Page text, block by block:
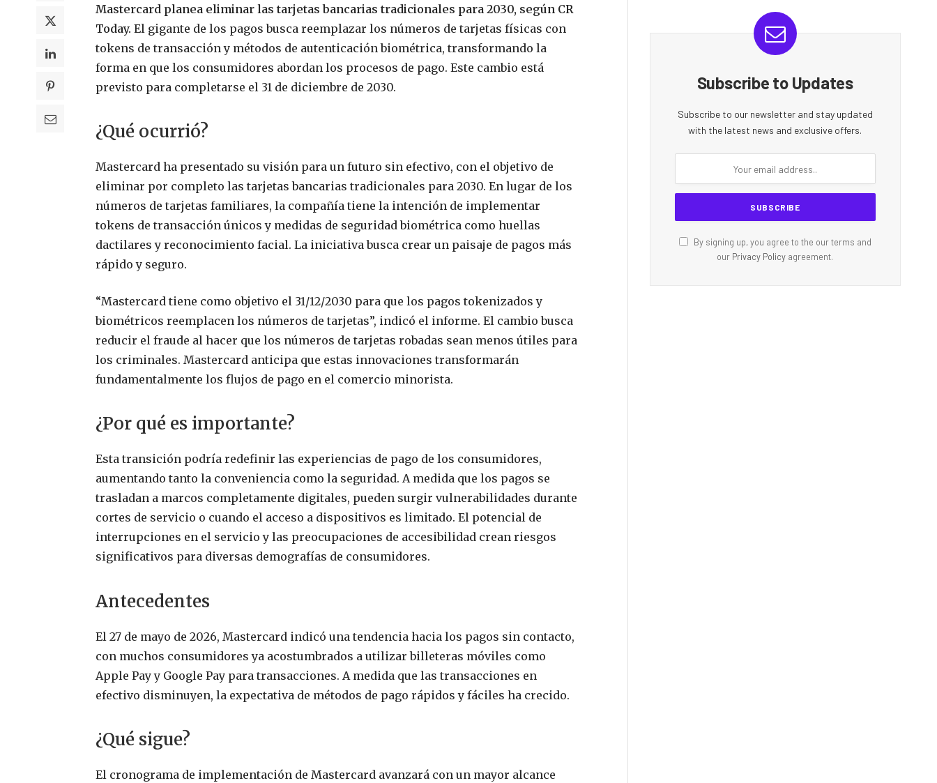
Mastercard planea eliminar las tarjetas bancarias tradicionales para 2030, según CR
Today. El gigante de los pagos busca reemplazar los números de tarjetas físicas con
tokens de transacción y métodos de autenticación biométrica, transformando la
forma en que los consumidores abordan los procesos de pago. Este cambio está
previsto para completarse el 31 de diciembre de 2030.
¿Qué ocurrió?
Mastercard ha presentado su visión para un futuro sin efectivo, con el objetivo de
eliminar por completo las tarjetas bancarias tradicionales para 2030. En lugar de los
números de tarjetas familiares, la compañía tiene la intención de implementar
tokens de transacción únicos y medidas de seguridad biométrica como huellas
dactilares y reconocimiento facial. La iniciativa busca crear un paisaje de pagos más
rápido y seguro.
“Mastercard tiene como objetivo el 31/12/2030 para que los pagos tokenizados y
biométricos reemplacen los números de tarjetas”, indicó el informe. El cambio busca
reducir el fraude al hacer que los números de tarjetas robadas sean menos útiles para
los criminales. Mastercard anticipa que estas innovaciones transformarán
fundamentalmente los flujos de pago en el comercio minorista.
¿Por qué es importante?
Esta transición podría redefinir las experiencias de pago de los consumidores,
aumentando tanto la conveniencia como la seguridad. A medida que los pagos se
trasladan a marcos completamente digitales, pueden surgir vulnerabilidades durante
cortes de servicio o cuando el acceso a dispositivos es limitado. El potencial de
interrupciones en el servicio y las preocupaciones de accesibilidad crean riesgos
significativos para diversas demografías de consumidores.
Antecedentes
El 27 de mayo de 2026, Mastercard indicó una tendencia hacia los pagos sin contacto,
con muchos consumidores ya acostumbrados a utilizar billeteras móviles como
Apple Pay y Google Pay para transacciones. A medida que las transacciones en
efectivo disminuyen, la expectativa de métodos de pago rápidos y fáciles ha crecido.
¿Qué sigue?
El cronograma de implementación de Mastercard avanzará con un mayor alcance
Subscribe to Updates
Subscribe to our newsletter and stay updated
with the latest news and exclusive offers.
By signing up, you agree to the our terms and
our Privacy Policy agreement.